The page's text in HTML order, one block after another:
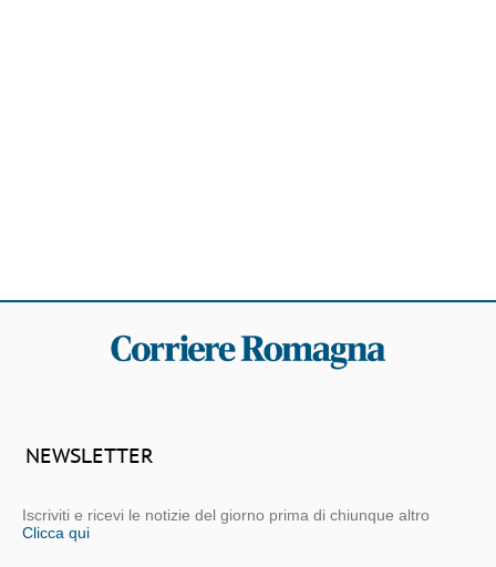
NEWSLETTER
Iscriviti e ricevi le notizie del giorno prima di chiunque altro
Clicca qui